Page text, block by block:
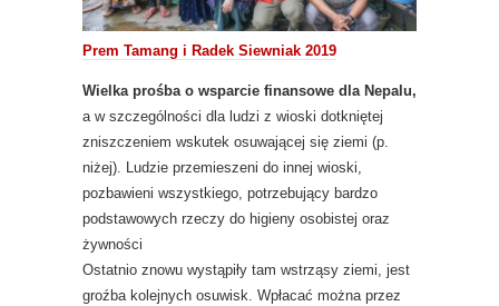
Prem Tamang i Radek Siewniak 2019
Wielka prośba o wsparcie finansowe dla Nepalu,
a w szczególności dla ludzi z wioski dotkniętej
zniszczeniem wskutek osuwającej się ziemi (p.
niżej). Ludzie przemieszeni do innej wioski,
pozbawieni wszystkiego, potrzebujący bardzo
podstawowych rzeczy do higieny osobistej oraz
żywności
Ostatnio znowu wystąpiły tam wstrząsy ziemi, jest
groźba kolejnych osuwisk. Wpłacać można przez